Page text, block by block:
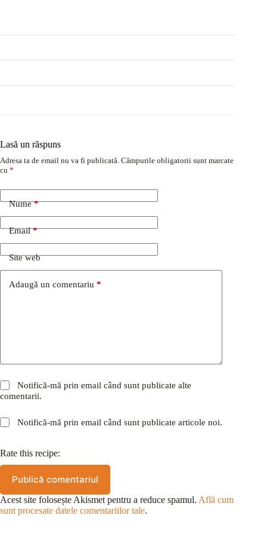
Lasă un răspuns
Adresa ta de email nu va fi publicată. Câmpurile obligatorii sunt marcate
cu *
Nume*
Email*
Site web
Adaugă un comentariu *
Notifică-mă prin email când sunt publicate alte
comentarii.
Notifică-mă prin email când sunt publicate articole noi.
Rate this recipe:
Publică comentariul
Acest site folosește Akismet pentru a reduce spamul. Află cum
sunt procesate datele comentariilor tale.